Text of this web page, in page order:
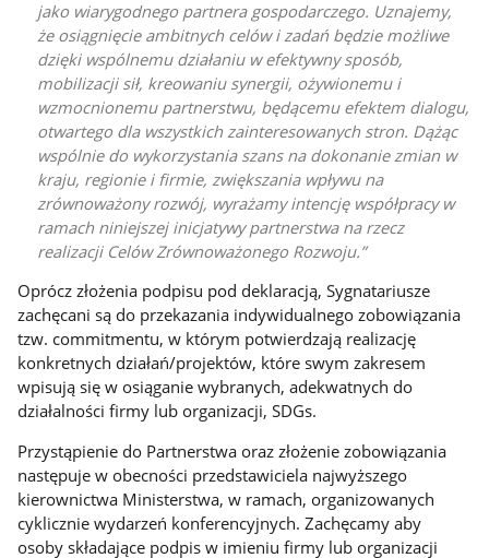
jako wiarygodnego partnera gospodarczego. Uznajemy,
że osiągnięcie ambitnych celów i zadań będzie możliwe
dzięki wspólnemu działaniu w efektywny sposób,
mobilizacji sił, kreowaniu synergii, ożywionemu i
wzmocnionemu partnerstwu, będącemu efektem dialogu,
otwartego dla wszystkich zainteresowanych stron. Dążąc
wspólnie do wykorzystania szans na dokonanie zmian w
kraju, regionie i firmie, zwiększania wpływu na
zrównoważony rozwój, wyrażamy intencję współpracy w
ramach niniejszej inicjatywy partnerstwa na rzecz
realizacji Celów Zrównoważonego Rozwoju.
Oprócz złożenia podpisu pod deklaracją, Sygnatariusze
zachęcani są do przekazania indywidualnego zobowiązania
tzw. commitmentu, w którym potwierdzają realizację
konkretnych działań/projektów, które swym zakresem
wpisują się w osiąganie wybranych, adekwatnych do
działalności firmy lub organizacji, SDGs.
Przystąpienie do Partnerstwa oraz złożenie zobowiązania
następuje w obecności przedstawiciela najwyższego
kierownictwa Ministerstwa, w ramach, organizowanych
cyklicznie wydarzeń konferencyjnych. Zachęcamy aby
osoby składające podpis w imieniu firmy lub organizacji